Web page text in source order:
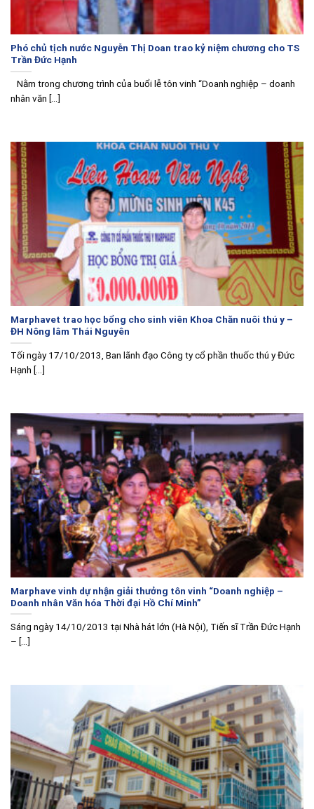
Phó chủ tịch nước Nguyễn Thị Doan trao kỷ niệm chương cho TS
Trần Đức Hạnh
Nằm trong chương trình của buổi lễ tôn vinh “Doanh nghiệp – doanh
nhân văn [...]
Marphavet trao học bổng cho sinh viên Khoa Chăn nuôi thú y –
ĐH Nông lâm Thái Nguyên
Tối ngày 17/10/2013, Ban lãnh đạo Công ty cổ phần thuốc thú y Đức
Hạnh [...]
Marphave vinh dự nhận giải thưởng tôn vinh “Doanh nghiệp –
Doanh nhân Văn hóa Thời đại Hồ Chí Minh”
Sáng ngày 14/10/2013 tại Nhà hát lớn (Hà Nội), Tiến sĩ Trần Đức Hạnh
– [...]